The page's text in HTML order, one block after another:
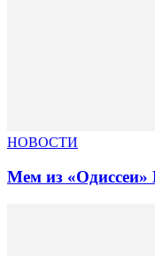
НОВОСТИ
Мем из «Одиссеи»